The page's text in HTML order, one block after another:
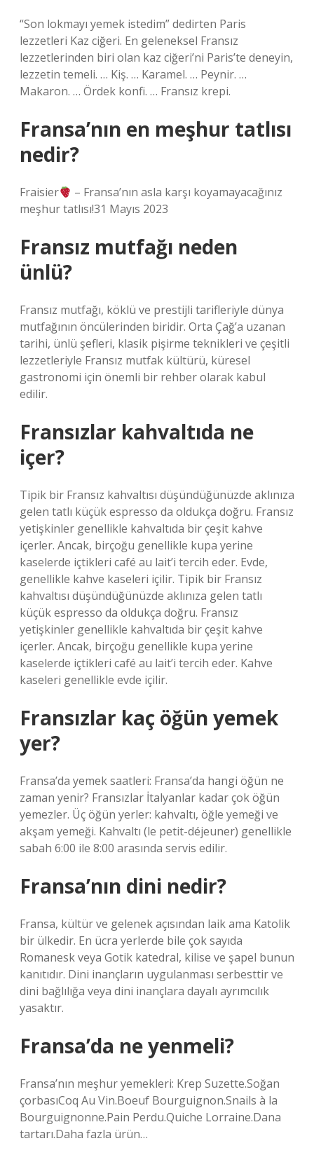
“Son lokmayı yemek istedim” dedirten Paris
lezzetleri Kaz ciğeri. En geleneksel Fransız
lezzetlerinden biri olan kaz ciğeri’ni Paris’te deneyin,
lezzetin temeli. … Kiş. … Karamel. … Peynir. …
Makaron. … Ördek konfi. … Fransız krepi.
Fransa’nın en meşhur tatlısı
nedir?
Fraisier
– Fransa’nın asla karşı koyamayacağınız
meşhur tatlısı!31 Mayıs 2023
Fransız mutfağı neden
ünlü?
Fransız mutfağı, köklü ve prestijli tarifleriyle dünya
mutfağının öncülerinden biridir. Orta Çağ’a uzanan
tarihi, ünlü şefleri, klasik pişirme teknikleri ve çeşitli
lezzetleriyle Fransız mutfak kültürü, küresel
gastronomi için önemli bir rehber olarak kabul
edilir.
Fransızlar kahvaltıda ne
içer?
Tipik bir Fransız kahvaltısı düşündüğünüzde aklınıza
gelen tatlı küçük espresso da oldukça doğru. Fransız
yetişkinler genellikle kahvaltıda bir çeşit kahve
içerler. Ancak, birçoğu genellikle kupa yerine
kaselerde içtikleri café au lait’i tercih eder. Evde,
genellikle kahve kaseleri içilir. Tipik bir Fransız
kahvaltısı düşündüğünüzde aklınıza gelen tatlı
küçük espresso da oldukça doğru. Fransız
yetişkinler genellikle kahvaltıda bir çeşit kahve
içerler. Ancak, birçoğu genellikle kupa yerine
kaselerde içtikleri café au lait’i tercih eder. Kahve
kaseleri genellikle evde içilir.
Fransızlar kaç öğün yemek
yer?
Fransa’da yemek saatleri: Fransa’da hangi öğün ne
zaman yenir? Fransızlar İtalyanlar kadar çok öğün
yemezler. Üç öğün yerler: kahvaltı, öğle yemeği ve
akşam yemeği. Kahvaltı (le petit-déjeuner) genellikle
sabah 6:00 ile 8:00 arasında servis edilir.
Fransa’nın dini nedir?
Fransa, kültür ve gelenek açısından laik ama Katolik
bir ülkedir. En ücra yerlerde bile çok sayıda
Romanesk veya Gotik katedral, kilise ve şapel bunun
kanıtıdır. Dini inançların uygulanması serbesttir ve
dini bağlılığa veya dini inançlara dayalı ayrımcılık
yasaktır.
Fransa’da ne yenmeli?
Fransa’nın meşhur yemekleri: Krep Suzette.Soğan
çorbasıCoq Au Vin.Boeuf Bourguignon.Snails à la
Bourguignonne.Pain Perdu.Quiche Lorraine.Dana
tartarı.Daha fazla ürün…